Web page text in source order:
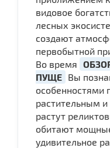
видовое
лесных
создают
первобытной
Во время
ПУЩЕ Вы
особенностями
растительным
растут
обитают
удивительное